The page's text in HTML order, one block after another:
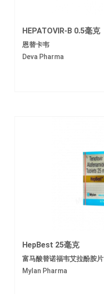
HEPATOVIR-B 0.5毫克
恩替卡韦
Deva Pharma
HepBest 25毫克
富马酸替诺福韦艾拉酚胺片
Mylan Pharma